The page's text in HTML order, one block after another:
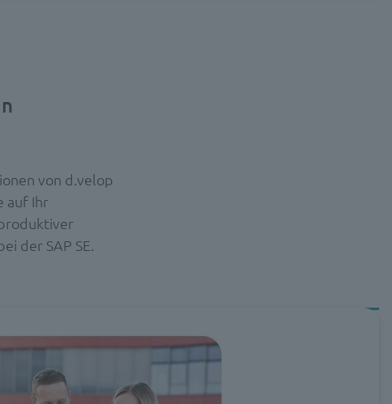
von d.velop
auf Ihr
der SAP SE.